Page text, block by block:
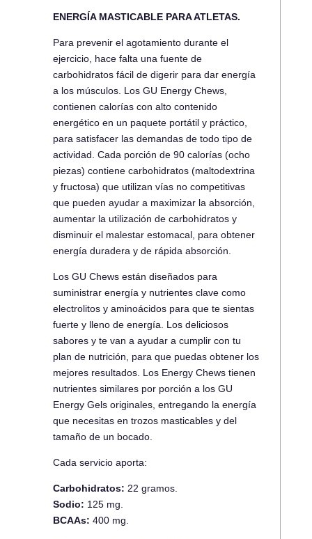
ENERGÍA MASTICABLE PARA ATLETAS.
Para prevenir el agotamiento durante el
ejercicio, hace falta una fuente de
carbohidratos fácil de digerir para dar energía
a los músculos. Los GU Energy Chews,
contienen calorías con alto contenido
energético en un paquete portátil y práctico,
para satisfacer las demandas de todo tipo de
actividad. Cada porción de 90 calorías (ocho
piezas) contiene carbohidratos (maltodextrina
y fructosa) que utilizan vías no competitivas
que pueden ayudar a maximizar la absorción,
aumentar la utilización de carbohidratos y
disminuir el malestar estomacal, para obtener
energía duradera y de rápida absorción.
Los GU Chews están diseñados para
suministrar energía y nutrientes clave como
electrolitos y aminoácidos para que te sientas
fuerte y lleno de energía. Los deliciosos
sabores y te van a ayudar a cumplir con tu
plan de nutrición, para que puedas obtener los
mejores resultados. Los Energy Chews tienen
nutrientes similares por porción a los GU
Energy Gels originales, entregando la energía
que necesitas en trozos masticables y del
tamaño de un bocado.
Cada servicio aporta:
Carbohidratos: 22 gramos.
Sodio: 125 mg.
BCAAs: 400 mg.